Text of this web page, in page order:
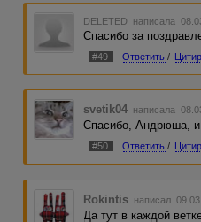
DELETED написала
Спасибо за
#49 Ответить /
svetik04 написала
Спасибо, Андрюша, и
#50 Ответить /
Rokintis написал
Да тут в каждой